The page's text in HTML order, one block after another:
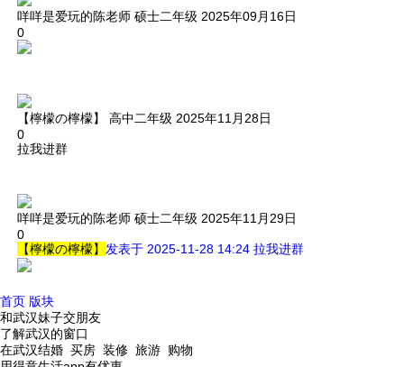
咩咩是爱玩的陈老师 硕士二年级 2025年09月16日
0
【檸檬の檸檬】 高中二年级 2025年11月28日
0
拉我进群
咩咩是爱玩的陈老师 硕士二年级 2025年11月29日
0
【檸檬の檸檬】发表于 2025-11-28 14:24 拉我进群
首页 版块
和武汉妹子交朋友
了解武汉的窗口
在武汉结婚 买房 装修 旅游 购物